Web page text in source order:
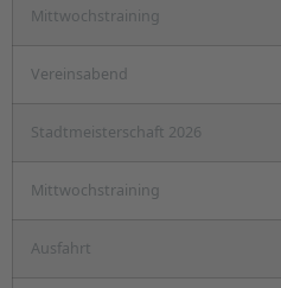
Mittwochstraining
Vereinsabend
Stadtmeisterschaft 2026
Mittwochstraining
Ausfahrt